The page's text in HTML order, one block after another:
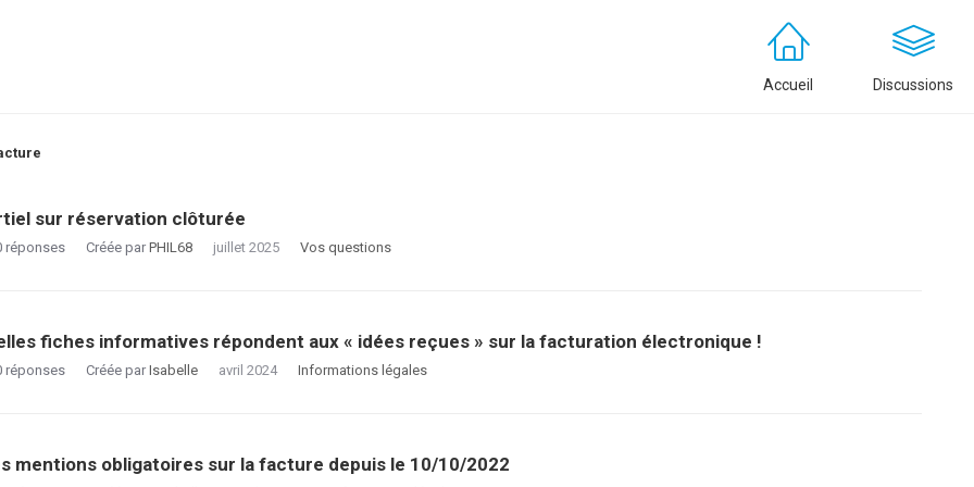
Accueil Discussions
sur réservation clôturée
réponses Créée par PHIL68 juillet 2025 Vos questions
fiches informatives répondent aux « idées reçues » sur la facturation électronique !
réponses Créée par Isabelle avril 2024 Informations légales
mentions obligatoires sur la facture depuis le 10/10/2022